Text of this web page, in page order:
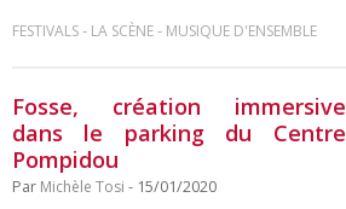
FESTIVALS- LA SCÈNE- MUSIQUE D'ENSEMBLE
Fosse, création immersive
dans le parking du Centre
Pompidou
Par Michèle Tosi - 15/01/2020